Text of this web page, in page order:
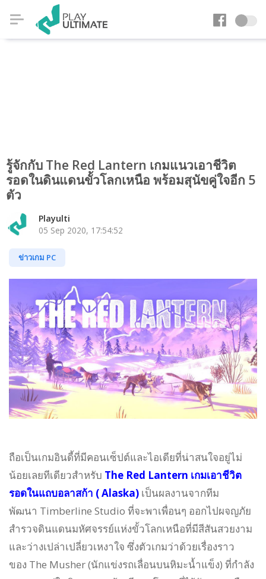
รู้จักกับ The Red Lantern เกมแนวเอาชีวิต
รอดในดินแดนขั้วโลกเหนือ พร้อมสุนัขคู่ใจอีก 5
ตัว
Playulti
05 Sep 2020, 17:54:52
ข่าวเกม PC
ถือเป็นเกมอินดี้ที่มีคอนเซ็ปต์และไอเดียที่น่าสนใจอยู่ไม่
น้อยเลยทีเดียวสำหรับ The Red Lantern เกมเอาชีวิต
รอดในแถบอลาสก้า ( Alaska) เป็นผลงานจากทีม
พัฒนา Timberline Studio ที่จะพาเพื่อนๆ ออกไปผจญภัย
สำรวจดินแดนมหัศจรรย์แห่งขั้วโลกเหนือที่มีสีสันสวยงาม
และว่างเปล่าเปลี่ยวเหงาใจ ซึ่งตัวเกมว่าด้วยเรื่องราว
ของ The Musher (นักแข่งรถเลื่อนบนหิมะน้ำแข็ง) ที่กำลัง